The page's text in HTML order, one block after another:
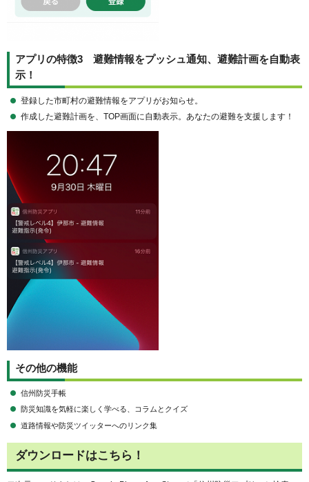
アプリの特徴3 避難情報をプッシュ通知、避難計画を自動表
示！
登録した市町村の避難情報をアプリがお知らせ。
作成した避難計画を、TOP画面に自動表示。あなたの避難を支援します！
その他の機能
信州防災手帳
防災知識を気軽に楽しく学べる、コラムとクイズ
道路情報や防災ツイッターへのリンク集
ダウンロードはこちら！